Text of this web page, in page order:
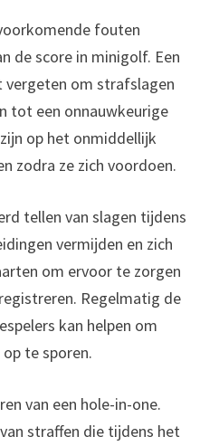
fouten
de score in minigolf. Een
om strafslagen
tot een onnauwkeurige
op het onmiddellijk
zodra ze zich voordoen.
tellen van slagen tijdens
vermijden en zich
om ervoor te zorgen
Regelmatig de
kan helpen om
te sporen.
van een hole-in-one.
straffen die tijdens het